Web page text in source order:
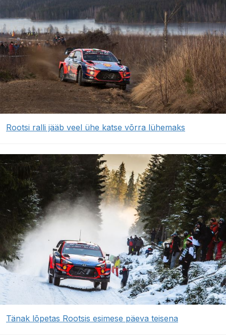
Rootsi ralli jääb veel ühe katse võrra lühemaks
Tänak lõpetas Rootsis esimese päeva teisena